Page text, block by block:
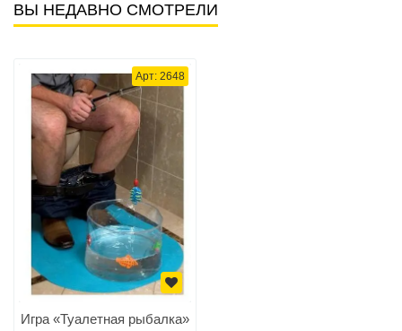
ВЫ НЕДАВНО СМОТРЕЛИ
Арт: 2648
Игра «Туалетная рыбалка»